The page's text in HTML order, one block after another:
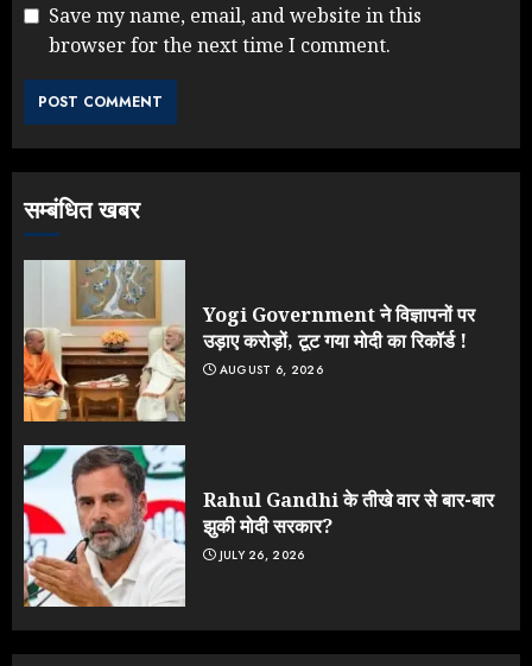
Save my name, email, and website in this
browser for the next time I comment.
सम्बंधित खबर
Yogi Government ने विज्ञापनों पर
उड़ाए करोड़ों, टूट गया मोदी का रिकॉर्ड !
AUGUST 6, 2026
Rahul Gandhi के तीखे वार से बार-बार
झुकी मोदी सरकार?
JULY 26, 2026
NEET महाघोटाले पर Rahul Gandhi
4
5
JULY 19, 2026
उड़ाए करोड़ों, टूट गया मोदी का रिकॉर्ड !